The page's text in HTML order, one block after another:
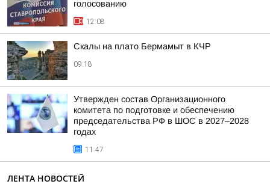
голосованию
12:08
Скалы на плато Бермамыт в КЧР
09:18
Утвержден состав Организационного
комитета по подготовке и обеспечению
председательства РФ в ШОС в 2027–2028
годах
11:47
ЛЕНТА НОВОСТЕЙ